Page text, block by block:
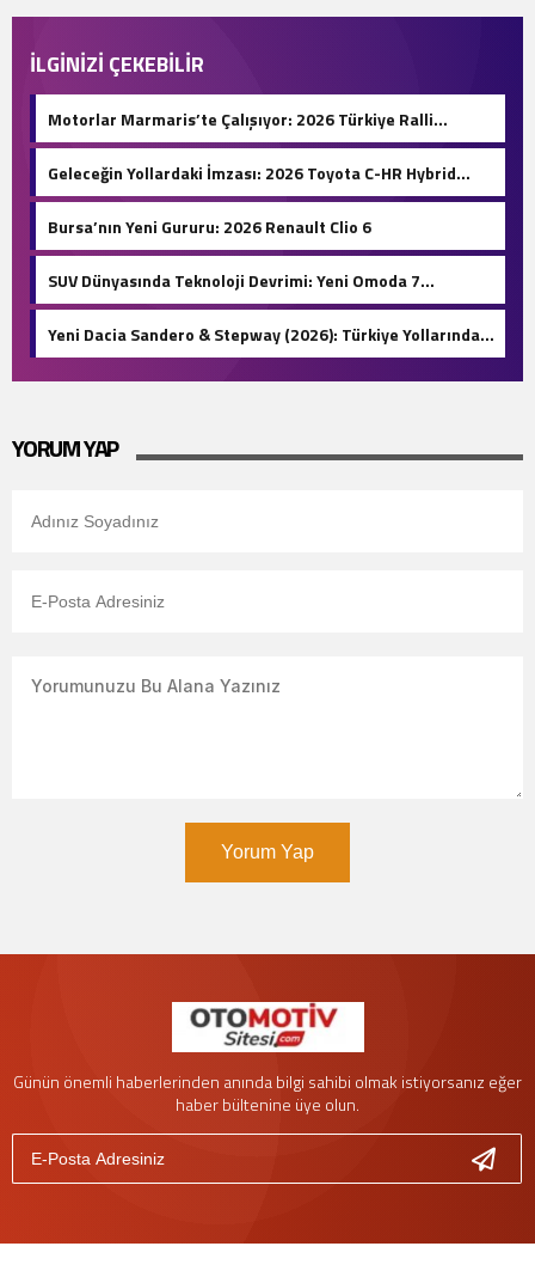
İLGİNİZİ ÇEKEBİLİR
Motorlar Marmaris’te Çalışıyor: 2026 Türkiye Ralli
Şampiyonası Başlıyor!
Geleceğin Yollardaki İmzası: 2026 Toyota C-HR Hybrid
Hakkında Her Şey!
Bursa’nın Yeni Gururu: 2026 Renault Clio 6
SUV Dünyasında Teknoloji Devrimi: Yeni Omoda 7
Türkiye’de!
Yeni Dacia Sandero & Stepway (2026): Türkiye Yollarında
1.500 KM Menzil ve Otomatik LPG Devri!
YORUM YAP
Yorum Yap
Günün önemli haberlerinden anında bilgi sahibi olmak istiyorsanız eğer
haber bültenine üye olun.